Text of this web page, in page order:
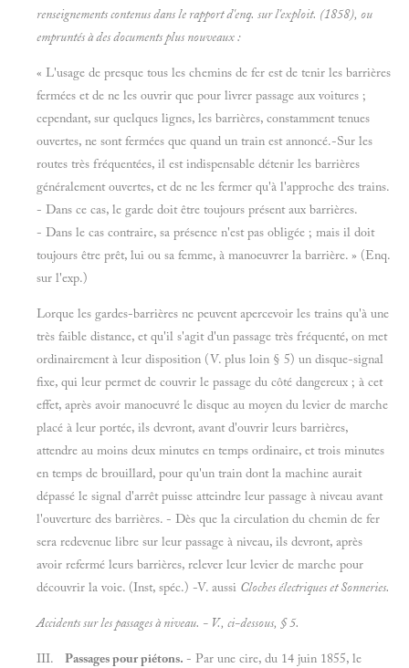
renseignements contenus dans le rapport d'enq. sur l'exploit. (1858), ou
empruntés à des documents plus nouveaux :
« L'usage de presque tous les chemins de fer est de tenir les barrières
fermées et de ne les ouvrir que pour livrer passage aux voitures ;
cependant, sur quelques lignes, les barrières, constamment tenues
ouvertes, ne sont fermées que quand un train est annoncé.-Sur les
routes très fréquentées, il est indispensable détenir les barrières
généralement ouvertes, et de ne les fermer qu'à l'approche des trains.
- Dans ce cas, le garde doit être toujours présent aux barrières.
- Dans le cas contraire, sa présence n'est pas obligée ; mais il doit
toujours être prêt, lui ou sa femme, à manoeuvrer la barrière. » (Enq.
sur l'exp.)
Lorque les gardes-barrières ne peuvent apercevoir les trains qu'à une
très faible distance, et qu'il s'agit d'un passage très fréquenté, on met
ordinairement à leur disposition (V. plus loin § 5) un disque-signal
fixe, qui leur permet de couvrir le passage du côté dangereux ; à cet
effet, après avoir manoeuvré le disque au moyen du levier de marche
placé à leur portée, ils devront, avant d'ouvrir leurs barrières,
attendre au moins deux minutes en temps ordinaire, et trois minutes
en temps de brouillard, pour qu'un train dont la machine aurait
dépassé le signal d'arrêt puisse atteindre leur passage à niveau avant
l'ouverture des barrières. - Dès que la circulation du chemin de fer
sera redevenue libre sur leur passage à niveau, ils devront, après
avoir refermé leurs barrières, relever leur levier de marche pour
découvrir la voie. (Inst, spéc.) -V. aussi Cloches électriques etSonneries.
Accidents sur les passages à niveau. - V., ci-dessous, § 5.
III. Passages pour piétons. - Par une cire, du 14 juin 1855, le